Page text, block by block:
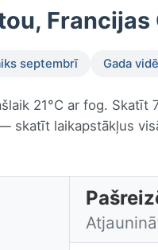
septembrī Gada
21°C ar fog.
skatīt laikapstākļus